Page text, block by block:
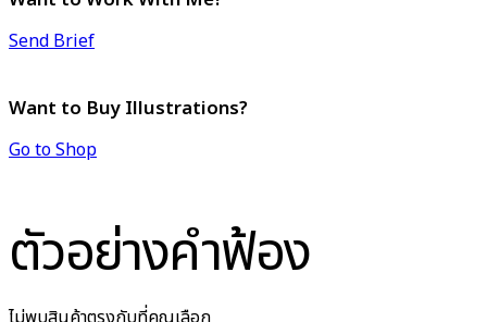
Send Brief
Want to Buy Illustrations?
Go to Shop
ตัวอย่างคำฟ้อง